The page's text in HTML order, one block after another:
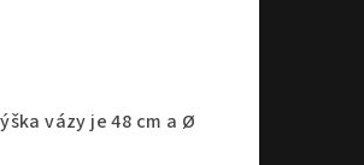
vázy je 48 cm a Ø